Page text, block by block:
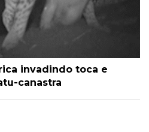
invadindo toca e
canastra